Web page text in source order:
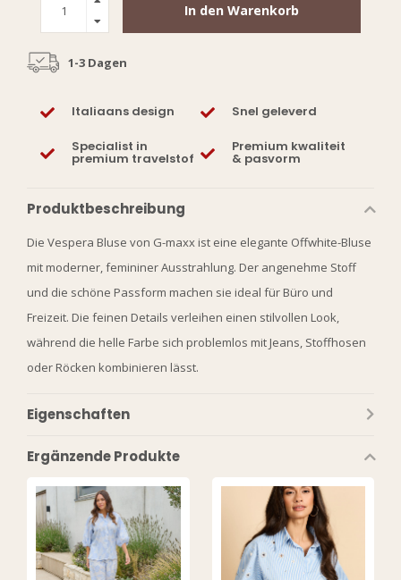
In den Warenkorb
1-3 Dagen
Italiaans design Snel geleverd
Specialist in
premium travelstof
Premium kwaliteit
& pasvorm
Produktbeschreibung
Die Vespera Bluse von G-maxx ist eine elegante Offwhite-Bluse
mit moderner, femininer Ausstrahlung. Der angenehme Stoff
und die schöne Passform machen sie ideal für Büro und
Freizeit. Die feinen Details verleihen einen stilvollen Look,
während die helle Farbe sich problemlos mit Jeans, Stoffhosen
oder Röcken kombinieren lässt.
Eigenschaften
Ergänzende Produkte